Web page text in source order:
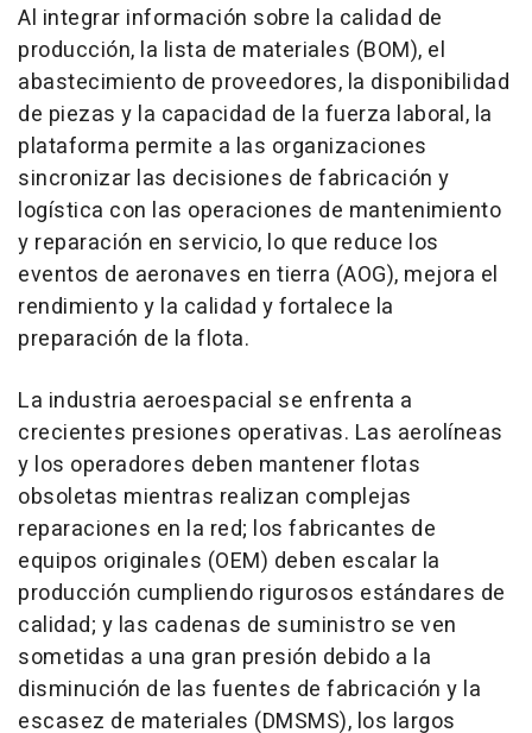
Al integrar información sobre la calidad de
producción, la lista de materiales (BOM), el
abastecimiento de proveedores, la disponibilidad
de piezas y la capacidad de la fuerza laboral, la
plataforma permite a las organizaciones
sincronizar las decisiones de fabricación y
logística con las operaciones de mantenimiento
y reparación en servicio, lo que reduce los
eventos de aeronaves en tierra (AOG), mejora el
rendimiento y la calidad y fortalece la
preparación de la flota.
La industria aeroespacial se enfrenta a
crecientes presiones operativas. Las aerolíneas
y los operadores deben mantener flotas
obsoletas mientras realizan complejas
reparaciones en la red; los fabricantes de
equipos originales (OEM) deben escalar la
producción cumpliendo rigurosos estándares de
calidad; y las cadenas de suministro se ven
sometidas a una gran presión debido a la
disminución de las fuentes de fabricación y la
escasez de materiales (DMSMS), los largos